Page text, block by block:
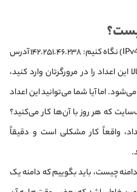
بیایید به یک نمونه IP از نسل قدیمی (IPv4) نگاه کنیم: ۱۴۲.۲۵۱.۴۶.۲۳۸ آدرس
اعداد را در مرورگرتان وارد کنید،
اما آیا شما می‌توانید این اعداد
که هر روز با آن‌ها کار می‌کنید؟
واقعاً کار مشکلی است و دقیقاً
چیست، باید بگوییم که دامنه یک